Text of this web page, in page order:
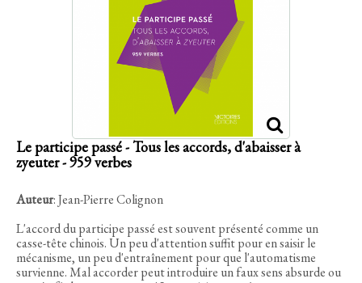
Le participe passé - Tous les accords, d'abaisser à
zyeuter - 959 verbes
Auteur: Jean-Pierre Colignon
L'accord du participe passé est souvent présenté comme un
casse-tête chinois. Un peu d'attention suffit pour en saisir le
mécanisme, un peu d'entraînement pour que l'automatisme
survienne. Mal accorder peut introduire un faux sens absurde ou